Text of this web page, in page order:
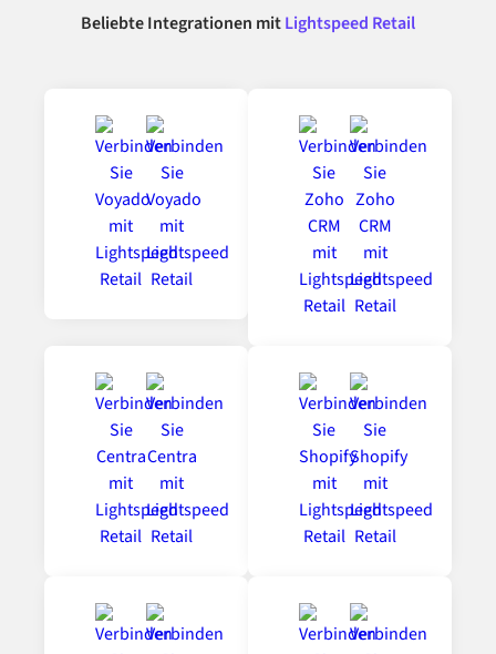
Beliebte Integrationen mitLightspeed Retail